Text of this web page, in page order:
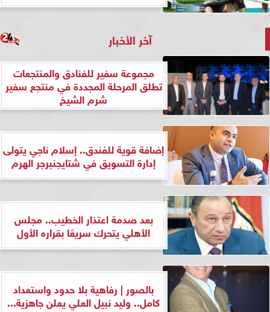
آخر الأخبار
مجموعة سفير للفنادق والمنتجعات
تطلق المرحلة المجددة في منتجع سفير
شرم الشيخ
إضافة قوية للفندق.. إسلام ناجي يتولى
إدارة التسويق في شتايجنبرجر الهرم
بعد صدمة اعتذار الخطيب.. مجلس
الأهلي يتحرك سريعًا بقراره الأول
بالصور | رفاهية بلا حدود واستعداد
كامل.. وليد نبيل العلي يعلن جاهزية...